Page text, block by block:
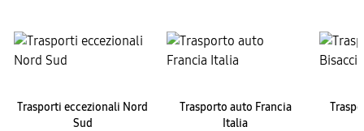
Trasporti eccezionali Nord
Sud
Trasporto auto Francia
Italia